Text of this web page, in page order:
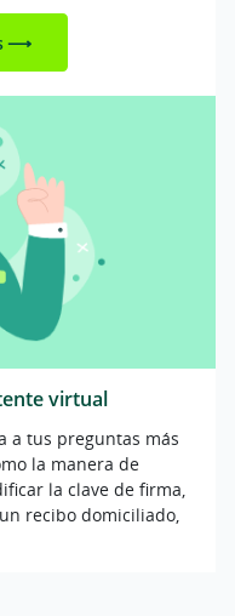
virtual
a tus preguntas más
la manera de
la clave de firma,
recibo domiciliado,